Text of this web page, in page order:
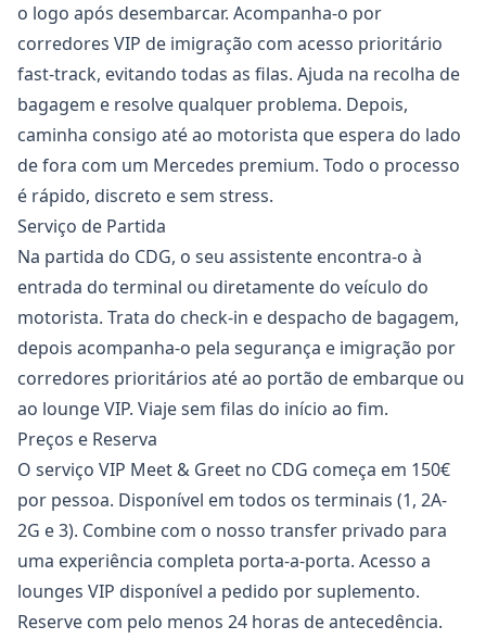
o logo após desembarcar. Acompanha-o por
corredores VIP de imigração com acesso prioritário
fast-track, evitando todas as filas. Ajuda na recolha de
bagagem e resolve qualquer problema. Depois,
caminha consigo até ao motorista que espera do lado
de fora com um Mercedes premium. Todo o processo
é rápido, discreto e sem stress.
Serviço de Partida
Na partida do CDG, o seu assistente encontra-o à
entrada do terminal ou diretamente do veículo do
motorista. Trata do check-in e despacho de bagagem,
depois acompanha-o pela segurança e imigração por
corredores prioritários até ao portão de embarque ou
ao lounge VIP. Viaje sem filas do início ao fim.
Preços e Reserva
O serviço VIP Meet & Greet no CDG começa em 150€
por pessoa. Disponível em todos os terminais (1, 2A-
2G e 3). Combine com o nosso transfer privado para
uma experiência completa porta-a-porta. Acesso a
lounges VIP disponível a pedido por suplemento.
Reserve com pelo menos 24 horas de antecedência.